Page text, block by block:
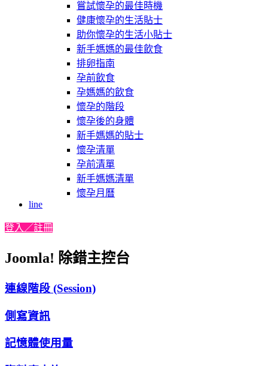
嘗試懷孕的最佳時機
健康懷孕的生活貼士
助你懷孕的生活小貼士
新手媽媽的最佳飲食
排卵指南
孕前飲食
孕媽媽的飲食
懷孕的階段
懷孕後的身體
新手媽媽的貼士
懷孕清單
孕前清單
新手媽媽清單
懷孕月曆
line
登入／註冊
Joomla! 除錯主控台
連線階段 (Session)
側寫資訊
記憶體使用量